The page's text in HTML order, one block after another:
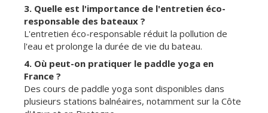
3. Quelle est l'importance de l'entretien éco-
responsable des bateaux ?
L'entretien éco-responsable réduit la pollution de
l'eau et prolonge la durée de vie du bateau.
4. Où peut-on pratiquer le paddle yoga en
France ?
Des cours de paddle yoga sont disponibles dans
plusieurs stations balnéaires, notamment sur la Côte